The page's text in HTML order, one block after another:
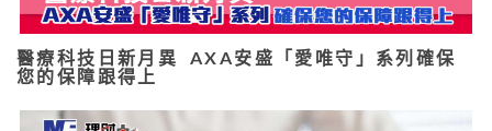
醫療科技日新月異 AXA安盛「愛唯守」系列確保
您的保障跟得上